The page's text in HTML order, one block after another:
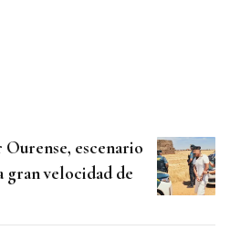
Ourense, escenario
gran velocidad de